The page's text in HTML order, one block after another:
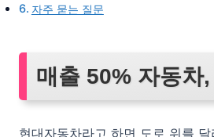
자주 묻는 질문
매출 50% 자동차
현대자동차라고 하면 도로 위를